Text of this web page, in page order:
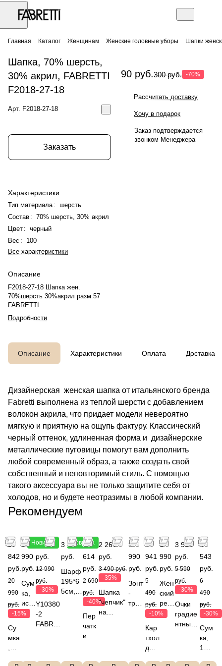
Главная Каталог Женщинам Женские головные уборы Шапки
Шапка, 70% шерсть,
30% акрил, FABRETTI
F2018-27-18
Арт. F2018-27-18
Заказать
Характеристики
Тип материала : шерсть
Состав : 70% шерсть, 30% акрил
Цвет : черный
Вес :
100
Все характеристики
Описание
F2018-27-18 Шапка жен.
70%шерсть 30%акрил разм.57
FABRETTI
Подробности
90 руб.300 руб. -70%
Рассчитать доставку
Хочу в подарок
Заказ подтверждается
звонком Менеджера
Описание Характеристики Оплата Доставка
Дизайнерская женская шапка от итальянского бренда
Fabretti выполнена из теплой шерсти с добавлением
волокон акрила, что придает модели невероятно
мягкую и приятную на ощупь фактуру. Классический
черный оттенок, удлиненная форма и дизайнерские
металлические пуговицы помогут вам дополнить
любой современный образ, а также создать свой
собственный и неповторимый стиль. С помощью
такого аксессуара вы не только защитите себя от
холодов, но и будете неотразимы в любой компании.
Рекомендуем
17
842
руб.
20
990
руб.
-15%
Су
мка
Новинка
8
990
руб.
Сум
ка,
иску
сств
FAB
9 093
руб.
12 990
руб.
-30%
Y10380
-2
FABRE
ая
Новинка
3 490
руб.
Шарф
195*6
5см,
а,
1
614
руб.
2 690
руб.
-40%
Пер
чатк
и
2 269
руб.
3 490 руб.
-35%
Шапка
"чепчик"
на
вискоза,
3
990
руб.
Зонт
-
трос
м,
4
941
руб.
5
490
руб.
-10%
Кар
тхол
дер,
1
990
руб.
Жен
ский
рем
ень,
RET
3 913
руб.
5 590
руб.
-30%
Очки
градие
нтные,
ия 3
4
543
руб.
6
490
руб.
-30%
Сум
ка,
100